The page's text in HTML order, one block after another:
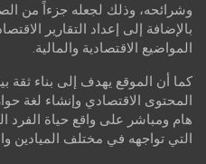
وشرائحه، وذلك لجعله جزءاً من
بالإضافة إلى إعداد التقارير
المواضيع الاقتصادية والمالية.
كما أن الموقع يهدف إلى بناء ثقة
المحتوى الاقتصادي وإنشاء لغة
هام ومباشر على واقع حياة الفرد
التي تواجهه في مختلف الميادين